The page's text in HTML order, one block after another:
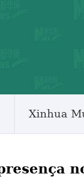
Xinhua